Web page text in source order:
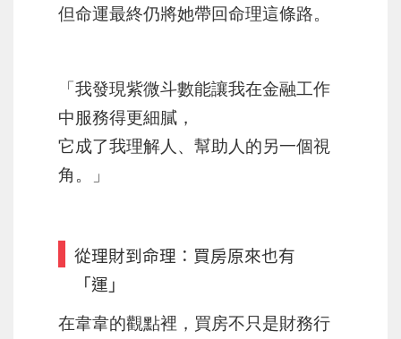
但命運最終仍將她帶回命理這條路。
「我發現紫微斗數能讓我在金融工作
中服務得更細膩，
它成了我理解人、幫助人的另一個視
角。」
從理財到命理：買房原來也有
「運」
在韋韋的觀點裡，買房不只是財務行